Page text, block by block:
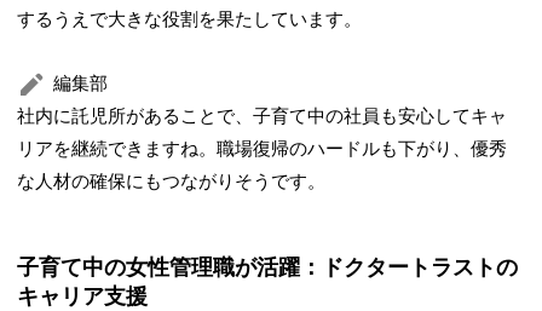
するうえで大きな役割を果たしています。
編集部
社内に託児所があることで、子育て中の社員も安心してキャ
リアを継続できますね。職場復帰のハードルも下がり、優秀
な人材の確保にもつながりそうです。
子育て中の女性管理職が活躍：ドクタートラストの
キャリア支援